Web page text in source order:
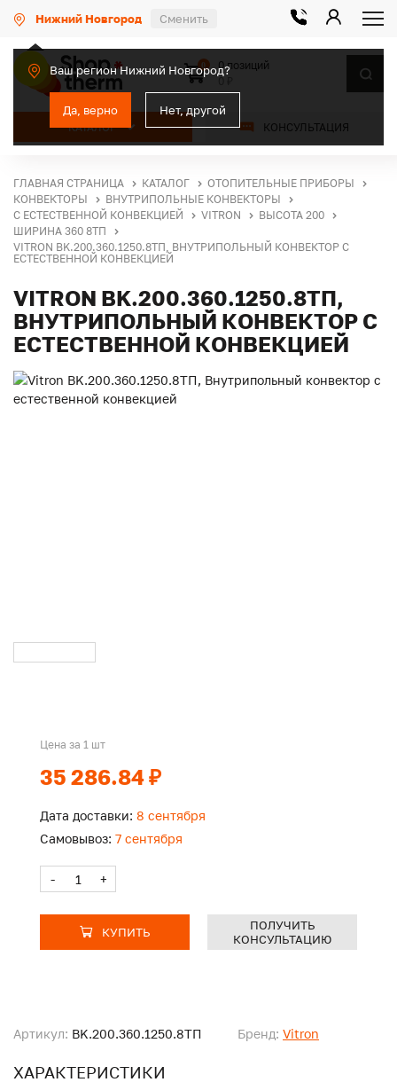
Нижний Новгород Сменить
Ваш регион Нижний Новгород?
Да, верно Нет, другой
КАТАЛОГ КОНСУЛЬТАЦИЯ
0
0 позиций
ГЛАВНАЯ СТРАНИЦА КАТАЛОГ
ОТОПИТЕЛЬНЫЕ ПРИБОРЫ
КОНВЕКТОРЫ
ВНУТРИПОЛЬНЫЕ КОНВЕКТОРЫ
С ЕСТЕСТВЕННОЙ КОНВЕКЦИЕЙ
VITRON
ВЫСОТА 200
ШИРИНА 360 8ТП
VITRON BK.200.360.1250.8ТП, ВНУТРИПОЛЬНЫЙ КОНВЕКТОР С
ЕСТЕСТВЕННОЙ КОНВЕКЦИЕЙ
VITRON BK.200.360.1250.8ТП,
ВНУТРИПОЛЬНЫЙ КОНВЕКТОР С
ЕСТЕСТВЕННОЙ КОНВЕКЦИЕЙ
Артикул: BK.200.360.1250.8ТП Бренд: Vitron
ХАРАКТЕРИСТИКИ
Цена за 1 шт
35 286.84 ₽
Дата доставки: 8 сентября
Самовывоз: 7 сентября
- +
КУПИТЬ
ПОЛУЧИТЬ
КОНСУЛЬТАЦИЮ